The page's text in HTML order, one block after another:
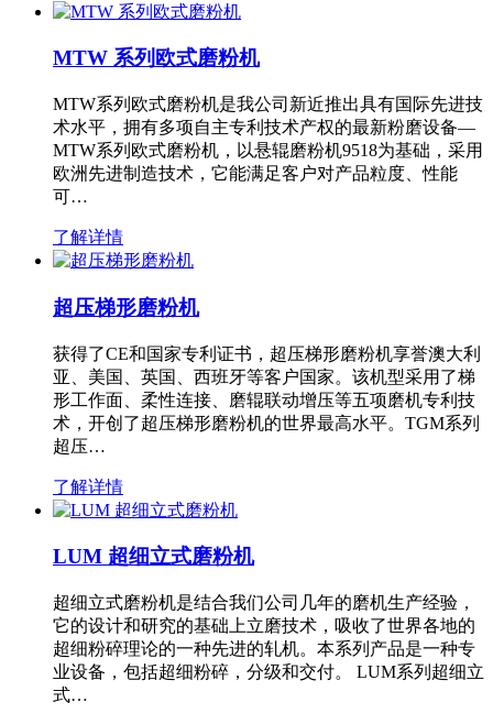
MTW 系列欧式磨粉机
MTW系列欧式磨粉机是我公司新近推出具有国际先进技
术水平，拥有多项自主专利技术产权的最新粉磨设备—
MTW系列欧式磨粉机，以悬辊磨粉机9518为基础，采用
欧洲先进制造技术，它能满足客户对产品粒度、性能
可…
了解详情
超压梯形磨粉机
获得了CE和国家专利证书，超压梯形磨粉机享誉澳大利
亚、美国、英国、西班牙等客户国家。该机型采用了梯
形工作面、柔性连接、磨辊联动增压等五项磨机专利技
术，开创了超压梯形磨粉机的世界最高水平。TGM系列
超压…
了解详情
LUM 超细立式磨粉机
超细立式磨粉机是结合我们公司几年的磨机生产经验，
它的设计和研究的基础上立磨技术，吸收了世界各地的
超细粉碎理论的一种先进的轧机。本系列产品是一种专
业设备，包括超细粉碎，分级和交付。 LUM系列超细立
式…